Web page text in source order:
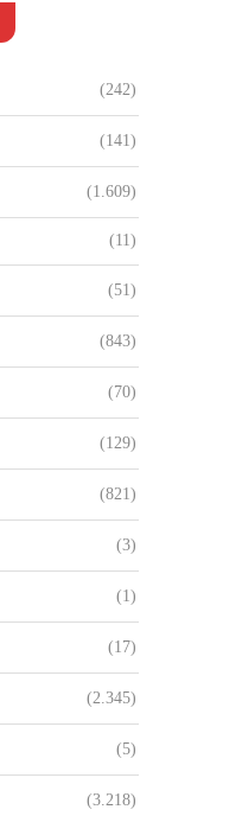
(242)
(141)
(1.609)
(11)
(51)
(843)
(70)
(129)
(821)
(3)
(1)
(17)
(2.345)
(5)
(3.218)